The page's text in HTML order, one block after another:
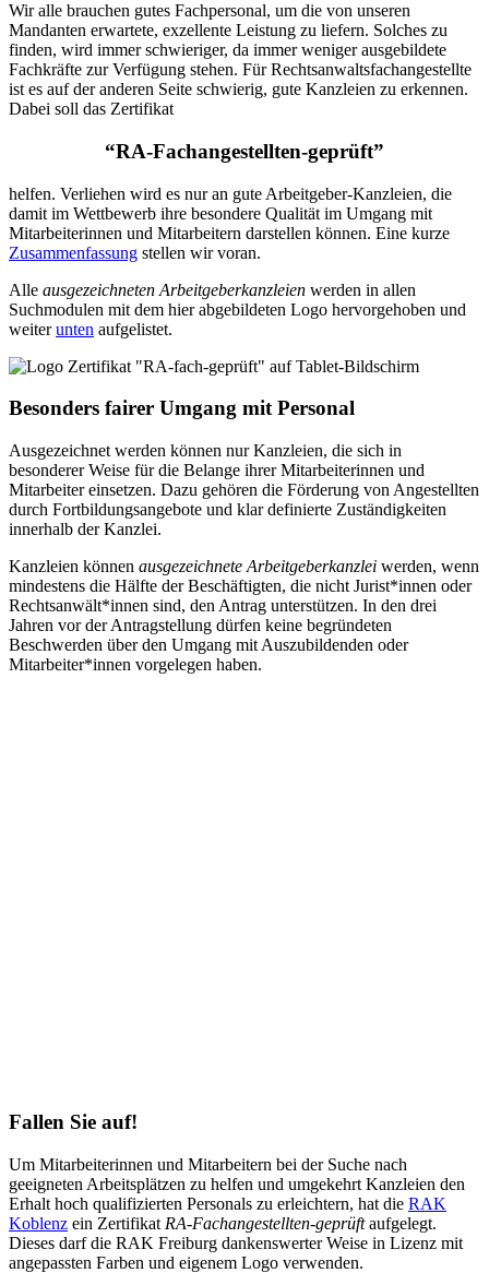
Wir alle brauchen gutes Fachpersonal, um die von unseren
Mandanten erwartete, exzellente Leistung zu liefern. Solches zu
finden, wird immer schwieriger, da immer weniger ausgebildete
Fachkräfte zur Verfügung stehen. Für Rechtsanwaltsfachangestellte
ist es auf der anderen Seite schwierig, gute Kanzleien zu erkennen.
Dabei soll das Zertifikat
“RA-Fachangestellten-geprüft”
helfen. Verliehen wird es nur an gute Arbeitgeber-Kanzleien, die
damit im Wettbewerb ihre besondere Qualität im Umgang mit
Mitarbeiterinnen und Mitarbeitern darstellen können. Eine kurze
Zusammenfassung stellen wir voran.
Alle ausgezeichneten Arbeitgeberkanzleien werden in allen
Suchmodulen mit dem hier abgebildeten Logo hervorgehoben und
weiterunten aufgelistet.
Besonders fairer Umgang mit Personal
Ausgezeichnet werden können nur Kanzleien, die sich in
besonderer Weise für die Belange ihrer Mitarbeiterinnen und
Mitarbeiter einsetzen. Dazu gehören die Förderung von Angestellten
durch Fortbildungsangebote und klar definierte Zuständigkeiten
innerhalb der Kanzlei.
Kanzleien können ausgezeichnete Arbeitgeberkanzlei werden, wenn
mindestens die Hälfte der Beschäftigten, die nicht Jurist*innen oder
Rechtsanwält*innen sind, den Antrag unterstützen. In den drei
Jahren vor der Antragstellung dürfen keine begründeten
Beschwerden über den Umgang mit Auszubildenden oder
Mitarbeiter*innen vorgelegen haben.
Fallen Sie auf!
Um Mitarbeiterinnen und Mitarbeitern bei der Suche nach
geeigneten Arbeitsplätzen zu helfen und umgekehrt Kanzleien den
Erhalt hoch qualifizierten Personals zu erleichtern, hat die RAK
Koblenz ein Zertifikat RA-Fachangestellten-geprüftaufgelegt.
Dieses darf die RAK Freiburg dankenswerter Weise in Lizenz mit
angepassten Farben und eigenem Logo verwenden.